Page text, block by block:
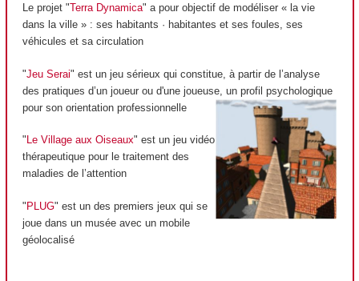
Le projet "Terra Dynamica" a pour objectif de modéliser « la vie
dans la ville » : ses habitants · habitantes et ses foules, ses
véhicules et sa circulation
"Jeu Serai" est un jeu sérieux qui constitue, à partir de l’analyse
des pratiques d’un joueur ou d'une joueuse, un profil psychologique
pour son orientation professionnelle
" Le Village aux Oiseaux" est un jeu vidéo
thérapeutique pour le traitement des
maladies de l’attention
" PLUG" est un des premiers jeux qui se
joue dans un musée avec un mobile
géolocalisé